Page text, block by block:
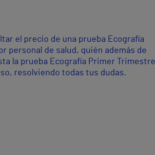
el precio de una prueba Ecografía
personal de salud, quién además de
la prueba Ecografía Primer
resolviendo todas tus dudas.